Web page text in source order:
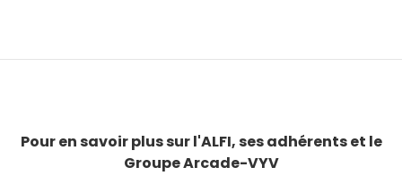
Pour en savoir plus sur l'ALFI, ses adhérents et le
Groupe Arcade-VYV